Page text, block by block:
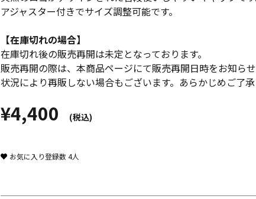
アジャスター付きでサイズ調整可能です。
【在庫切れの場合】
在庫切れ後の販売再開は未定となっております。
販売再開の際は、本商品ページにて販売再開日時をお知らせ
状況により再販しない場合もございます。あらかじめご了承
¥4,400 (税込)
お気に入り登録数4人